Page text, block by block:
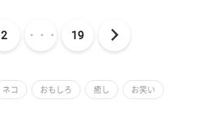
2 ・・・ 19
ネコ おもしろ 癒し お笑い